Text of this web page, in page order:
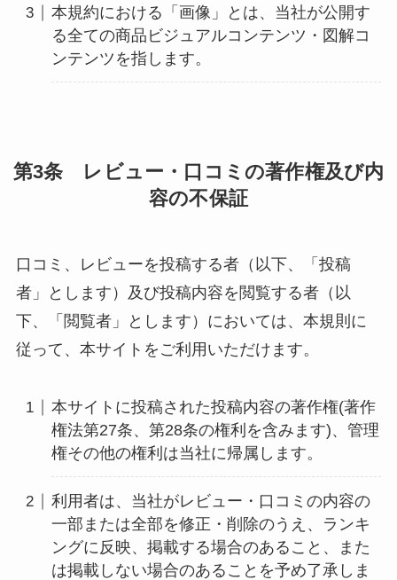
本規約における「画像」とは、当社が公開す
る全ての商品ビジュアルコンテンツ・図解コ
ンテンツを指します。
第3条 レビュー・口コミの著作権及び内
容の不保証
口コミ、レビューを投稿する者（以下、「投稿
者」とします）及び投稿内容を閲覧する者（以
下、「閲覧者」とします）においては、本規則に
従って、本サイトをご利用いただけます。
本サイトに投稿された投稿内容の著作権(著作
権法第27条、第28条の権利を含みます)、管理
権その他の権利は当社に帰属します。
利用者は、当社がレビュー・口コミの内容の
一部または全部を修正・削除のうえ、ランキ
ングに反映、掲載する場合のあること、また
は掲載しない場合のあることを予め了承しま